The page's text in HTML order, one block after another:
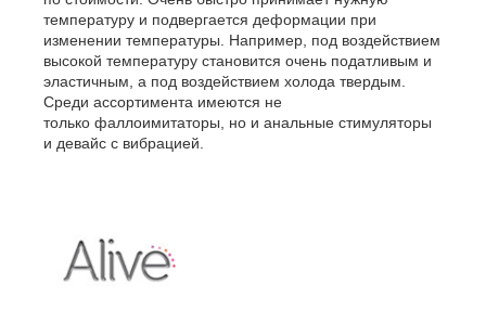
температуру и подвергается деформации при
изменении температуры. Например, под воздействием
высокой температуру становится очень податливым и
эластичным, а под воздействием холода твердым.
Среди ассортимента имеются не
только фаллоимитаторы, но и анальные стимуляторы
и девайс с вибрацией.